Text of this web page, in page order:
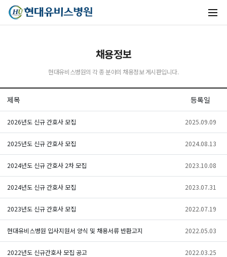
채용정보
현대유비스병원의 각 종 분야의 채용정보 게시판입니다.
제목 등록일
2026년도 신규 간호사 모집 2025.09.09
2025년도 신규 간호사 모집 2024.08.13
2024년도 신규 간호사 2차 모집 2023.10.08
2024년도 신규 간호사 모집 2023.07.31
2023년도 신규 간호사 모집 2022.07.19
현대유비스병원 입사지원서 양식 및 채용서류 반환고지 2022.05.03
2022년도 신규간호사 모집 공고 2022.03.25
실시간 안내중